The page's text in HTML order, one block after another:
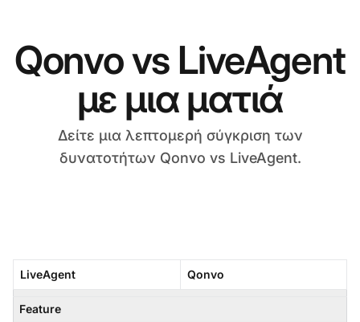
Qonvo vs LiveAgent
με μια ματιά
Δείτε μια λεπτομερή σύγκριση των
δυνατοτήτων Qonvo vs LiveAgent.
LiveAgent Qonvo
Feature